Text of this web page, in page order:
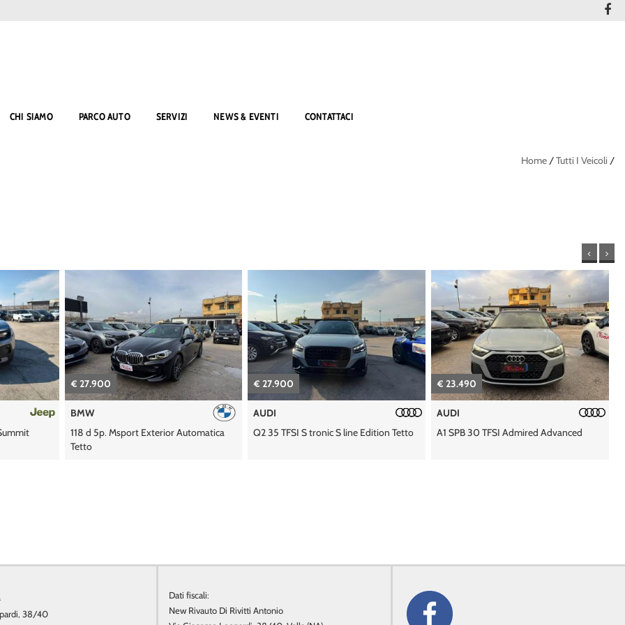
CHI SIAMO PARCO AUTO SERVIZI NEWS & EVENTI CONTATTACI
Home /Tutti I Veicoli /
< >
€ 27.900
BMW
118 d 5p. Msport Exterior Automatica
Tetto
€ 27.900
AUDI
Q2 35 TFSI S tronic S line Edition Tetto
€ 23.490
AUDI
A1 SPB 30 TFSI Admired Advanced
38/40
Dati fiscali:
New Rivauto Di Rivitti Antonio